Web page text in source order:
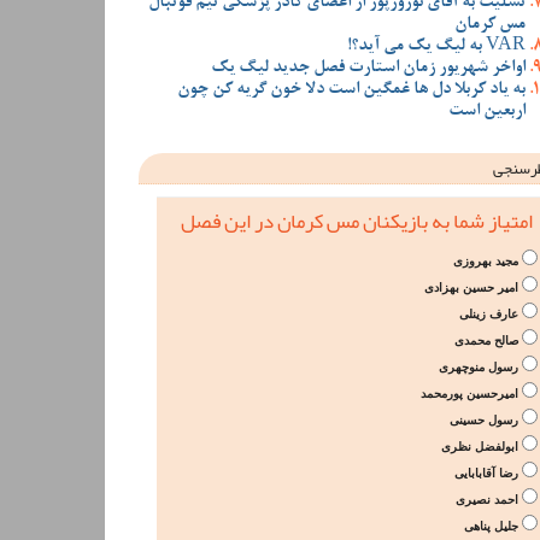
مس کرمان
VAR به لیگ یک می آید؟!
اواخر شهریور زمان استارت فصل جدید لیگ یک
به یاد کربلا دل ها غمگین است دلا خون گریه کن چون
اربعین است
امتیاز شما به بازیکنان مس کرمان در این فصل
مجید بهروزی
امیر حسین بهزادی
عارف زینلی
صالح محمدی
رسول منوچهری
امیرحسین پورمحمد
رسول حسینی
ابولفضل نظری
رضا آقابابایی
احمد نصیری
جلیل پناهی